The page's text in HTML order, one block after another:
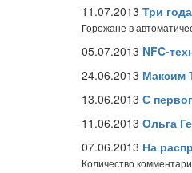
11.07.2013 Три
Горожане в
05.07.2013 NFC-
24.06.2013 Максим
13.06.2013 С
11.06.2013 Ольга
07.06.2013 На
Количество